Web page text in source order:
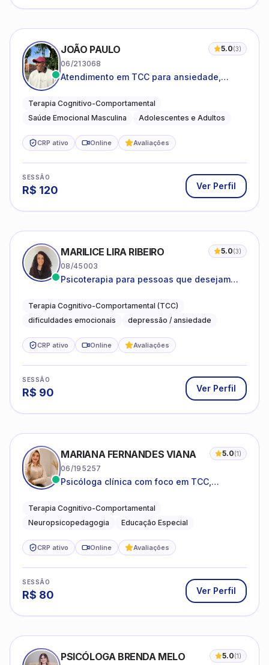
JOÃO PAULO 5.0(3)
06/213068
Atendimento em TCC para ansiedade,
emocional
Terapia Cognitivo-Comportamental
Saúde Emocional Masculina
Adolescentes e Adultos
CRP ativo Online Avaliações
SESSÃO
R$ 120 Ver Perfil
MARILICE LIRA RIBEIRO 5.0(3)
08/45003
Psicoterapia para pessoas que desejam
dificuldades do dia a dia
Terapia Cognitivo-Comportamental (TCC)
dificuldades emocionais
depressão / ansiedade
CRP ativo Online Avaliações
SESSÃO
R$ 90 Ver Perfil
MARIANA FERNANDES VIANA 5.0(1)
06/195257
Psicóloga clínica com foco em TCC,
do neurodesenvolvimento.
Terapia Cognitivo-Comportamental
Neuropsicopedagogia
Educação Especial
CRP ativo Online Avaliações
SESSÃO
R$ 80 Ver Perfil
PSICÓLOGA BRENDA MELO 5.0(1)